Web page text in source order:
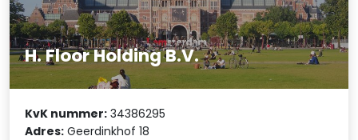
H. Floor Holding B.V.
KvK nummer: 34386295
Adres: Geerdinkhof 18